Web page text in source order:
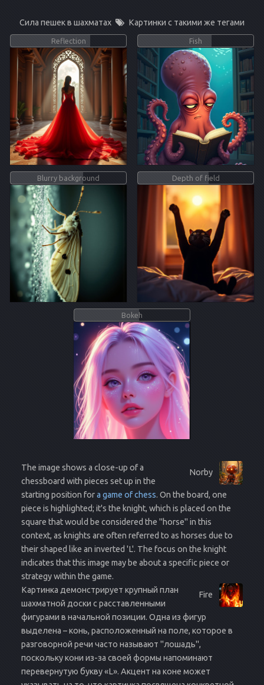
Сила пешек в шахматах Картинки с такими же тегами
Reflection Fish
Blurry background Depth of field
Bokeh
Norby
The image shows a close-up of a
chessboard with pieces set up in the
starting position fora game of chess. On the board, one
piece is highlighted; it's the knight, which is placed on the
square that would be considered the "horse" in this
context, as knights are often referred to as horses due to
their shaped like an inverted 'L'. The focus on the knight
indicates that this image may be about a specific piece or
strategy within the game.
Fire
Картинка демонстрирует крупный план
шахматной доски с расставленными
фигурами в начальной позиции. Одна из фигур
выделена – конь, расположенный на поле, которое в
разговорной речи часто называют "лошадь",
поскольку кони из-за своей формы напоминают
перевернутую букву «L». Акцент на коне может